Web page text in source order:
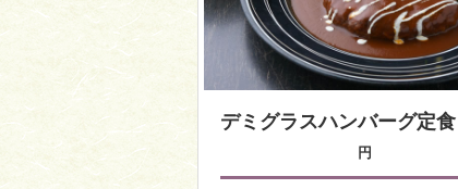
デミグラスハンバーグ定
円